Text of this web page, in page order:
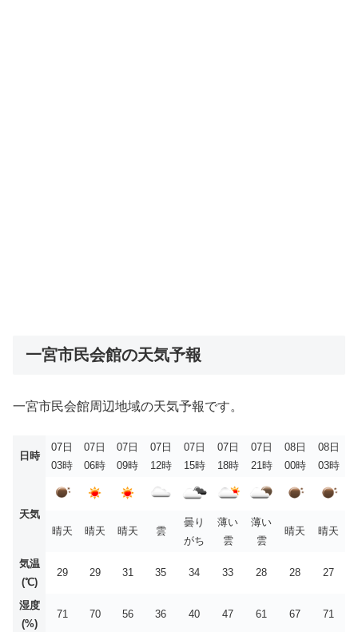
一宮市民会館の天気予報
一宮市民会館周辺地域の天気予報です。
日時
07日
03時
07日
06時
07日
09時
07日
12時
07日
15時
07日
18時
07日
21時
08日
00時
08日
03時
天気
晴天
晴天 晴天 雲
曇り
がち
薄い
雲
薄い
雲
晴天 晴天
気温
(℃)
29 29 31 35 34 33 28 28 27
湿度
(%)
71 70 56 36 40 47 61 67 71